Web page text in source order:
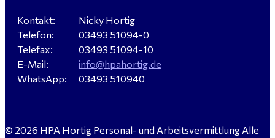
Servicemeister Kfz (m/w/d) - Bitterfeld-Wolfen
gesucht - ab 4.500,00 €
Rohrleitungsbau - Tagschicht - Leuna ab 20 €
Kontakt:
Telefon:
Telefax:
E-Mail:
WhatsApp:
Nicky Hortig
03493 51094-0
03493 51094-10
info@hpahortig.de
03493 510940
© 2026 HPA Hortig Personal- und Arbeitsvermittlung Alle